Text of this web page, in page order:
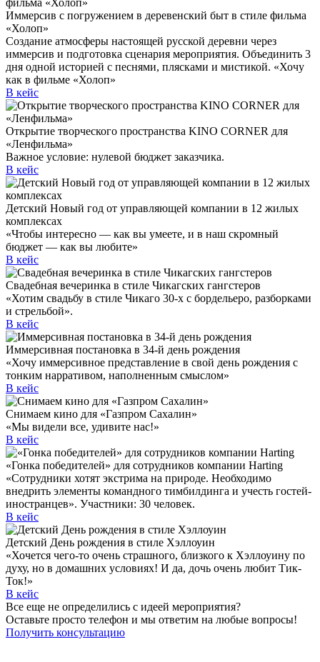
Иммерсив с погружением в деревенский быт в стиле фильма
«Холоп»
Создание атмосферы настоящей русской деревни через
иммерсив и подготовка сценария мероприятия. Объединить 3
дня одной историей с песнями, плясками и мистикой. «Хочу
как в фильме «Холоп»
В кейс
Открытие творческого пространства KINO CORNER для
«Ленфильма»
Важное условие: нулевой бюджет заказчика.
В кейс
Детский Новый год от управляющей компании в 12 жилых
комплексах
«Чтобы интересно — как вы умеете, и в наш скромный
бюджет — как вы любите»
В кейс
Свадебная вечеринка в стиле Чикагских гангстеров
«Хотим свадьбу в стиле Чикаго 30-х с бордельеро, разборками
и стрельбой».
В кейс
Иммерсивная постановка в 34-й день рождения
«Хочу иммерсивное представление в свой день рождения с
тонким нарративом, наполненным смыслом»
В кейс
Снимаем кино для «Газпром Сахалин»
«Мы видели все, удивите нас!»
В кейс
«Гонка победителей» для сотрудников компании Harting
«Сотрудники хотят экстрима на природе. Необходимо
внедрить элементы командного тимбилдинга и учесть гостей-
иностранцев». Участники: 30 человек.
В кейс
Детский День рождения в стиле Хэллоуин
«Хочется чего-то очень страшного, близкого к Хэллоуину по
духу, но в домашних условиях! И да, дочь очень любит Тик-
Ток!»
В кейс
Все еще не определились с идеей мероприятия?
Оставьте просто телефон и мы ответим на любые вопросы!
Получить консультацию